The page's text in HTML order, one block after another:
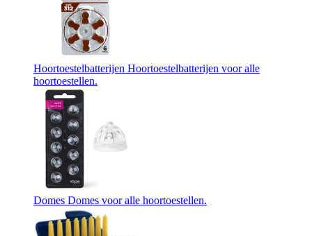
Hoortoestelbatterijen Hoortoestelbatterijen voor alle
hoortoestellen.
Domes Domes voor alle hoortoestellen.